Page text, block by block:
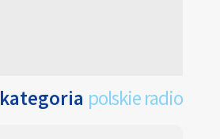
kategoria polskie radio